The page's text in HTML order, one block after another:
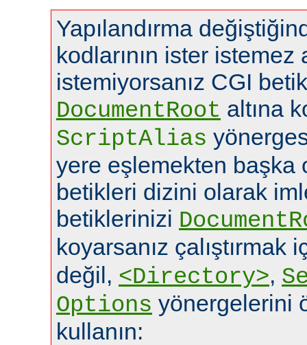
Yapılandırma
kodlarının ister istemez
istemiyorsanız CGI
DocumentRoot altına
ScriptAlias
yere eşlemekten başka
betikleri dizini olarak
betiklerinizi
koyarsanız çalıştırmak
değil, <Directory>,
Options yönergelerini
kullanın: